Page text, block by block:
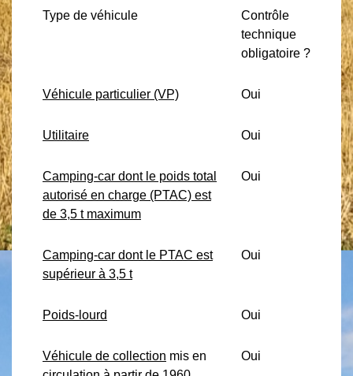
Type de véhicule
Contrôle
technique
obligatoire ?
Véhicule particulier (VP) Oui
Utilitaire Oui
Camping-car dont le poids total
autorisé en charge (PTAC) est
de 3,5 t maximum
Oui
Camping-car dont le PTAC est
supérieur à 3,5 t
Oui
Poids-lourd Oui
Véhicule de collection mis en
Oui